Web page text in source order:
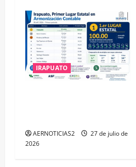
IRAPUATO
AERNOTICIAS2
27 de julio de
2026